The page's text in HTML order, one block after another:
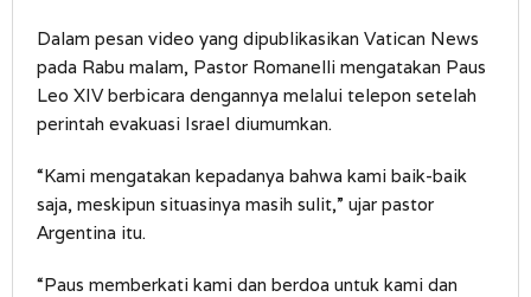
Dalam pesan video yang dipublikasikan Vatican News
pada Rabu malam, Pastor Romanelli mengatakan Paus
Leo XIV berbicara dengannya melalui telepon setelah
perintah evakuasi Israel diumumkan.
“Kami mengatakan kepadanya bahwa kami baik-baik
saja, meskipun situasinya masih sulit,” ujar pastor
Argentina itu.
“Paus memberkati kami dan berdoa untuk kami dan